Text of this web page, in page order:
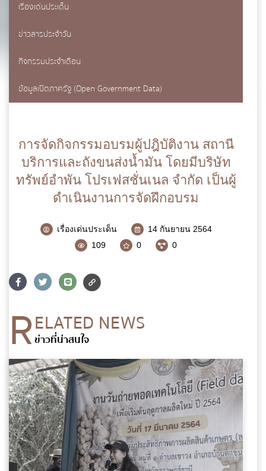
เรื่องเด่นประเด็น
ข่าวสารประจำวัน
กิจกรรมประจำเดือน
ข้อมูลเปิดภาครัฐ (Open Government Data)
การจัดกิจกรรมอบรมผู้ปฎิบัติงาน สถานี
บริการและถังขนส่งน้ำมัน โดยมีบริษัท
ทรัพย์อำพัน โปรเฟสชั่นเนล จำกัด เป็นผู้
ดำเนินงานการจัดฝึกอบรม
เรื่องเด่นประเด็น
14 กันยายน 2564
109
0 0
RELATED NEWS
ข่าวที่น่าสนใจ
แบบฟอร์มการติดต่อ
ชื่อ*
นามสกุล*
อีเมล
ข้อความ*
ส่งข้อความ ล้างข้อมูล